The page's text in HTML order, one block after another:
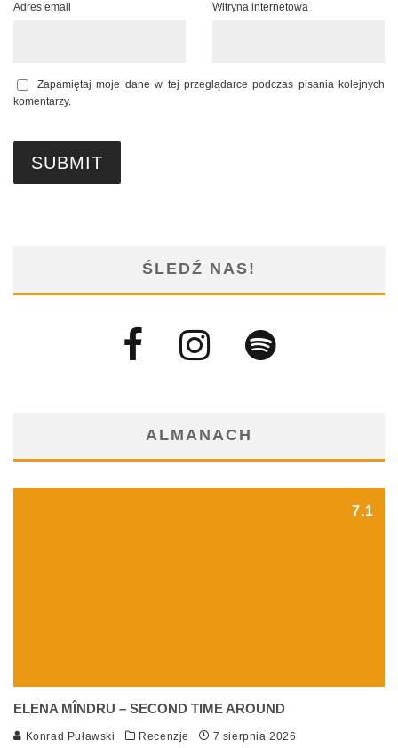
Adres email Witryna internetowa
Zapamiętaj moje dane w tej przeglądarce podczas pisania kolejnych
komentarzy.
ŚLEDŹ NAS!
ALMANACH
7.1
ELENA MÎNDRU – SECOND TIME AROUND
Konrad Puławski Recenzje 7 sierpnia 2026